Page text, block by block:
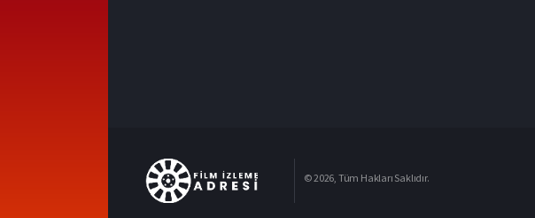
© 2026, Tüm Hakları Saklıdır.